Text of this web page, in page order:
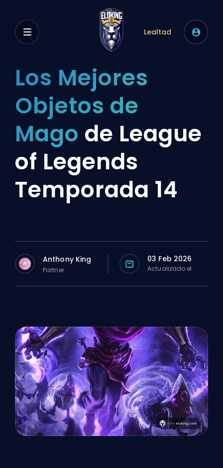
Lealtad
Los Mejores
Objetos de
Mago de League
of Legends
Temporada 14
A Anthony King
Partner
03 Feb 2026
Actualizado el